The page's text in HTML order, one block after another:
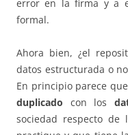
error en la firma y a
formal.
Ahora bien, ¿el
datos estructurada o
En principio parece
duplicado con los
sociedad respecto de